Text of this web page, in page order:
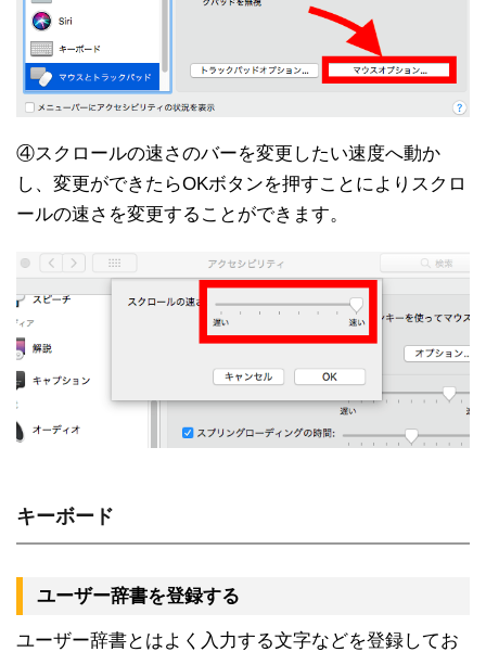
④スクロールの速さのバーを変更したい速度へ動か
し、変更ができたらOKボタンを押すことによりスクロ
ールの速さを変更することができます。
キーボード
ユーザー辞書を登録する
ユーザー辞書とはよく入力する文字などを登録してお